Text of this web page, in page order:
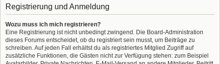
Registrierung und Anmeldung
Wozu muss ich mich registrieren?
Eine Registrierung ist nicht unbedingt zwingend. Die Board-Administration
dieses Forums entscheidet, ob du registriert sein musst, um Beiträge zu
schreiben. Auf jeden Fall erhältst du als registriertes Mitglied Zugriff auf
zusätzliche Funktionen, die Gästen nicht zur Verfügung stehen: zum Beispiel